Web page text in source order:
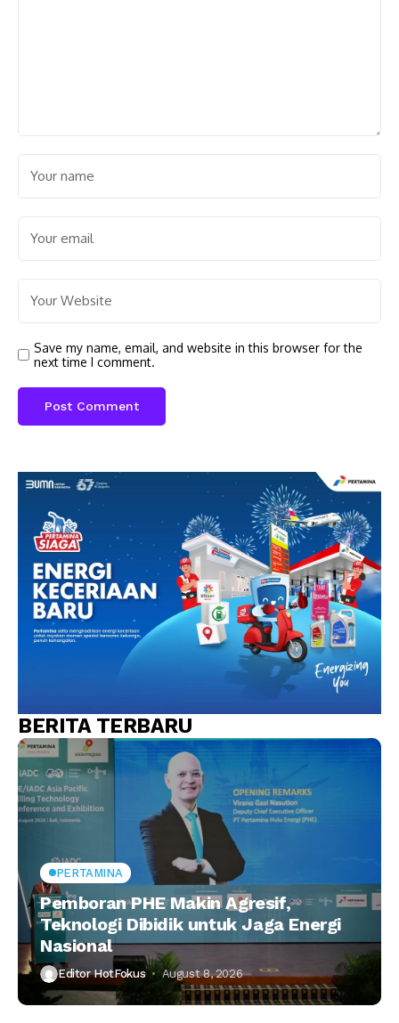
Save my name, email, and website in this browser for the
next time I comment.
BERITA TERBARU
PERTAMINA
Pemboran PHE Makin Agresif,
Teknologi Dibidik untuk Jaga Energi
Nasional
Editor HotFokus August 8, 2026